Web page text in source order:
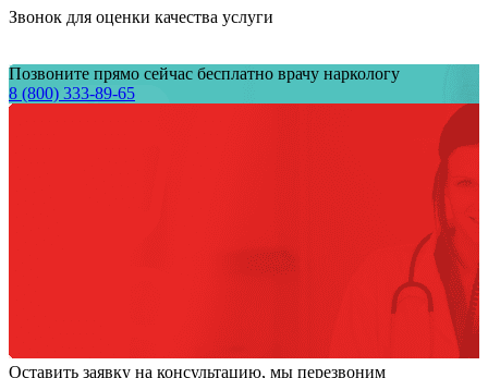
Звонок для оценки качества услуги
Позвоните прямо сейчас бесплатно врачу наркологу
8 (800) 333-89-65
Оставить заявку на консультацию, мы перезвоним